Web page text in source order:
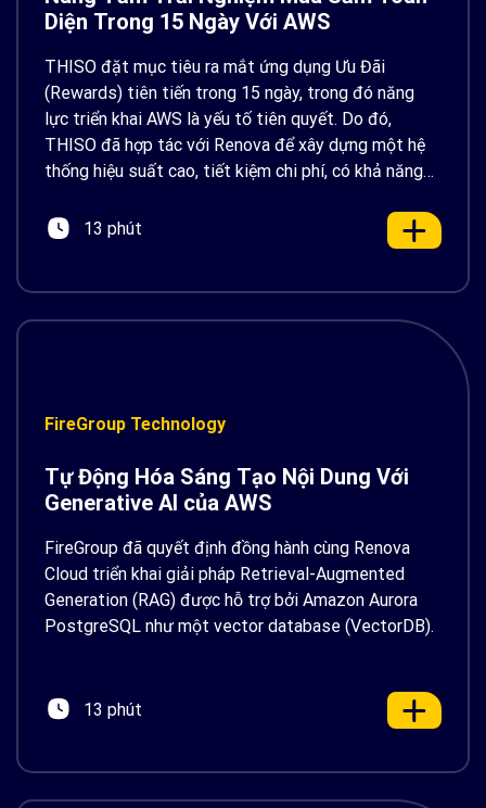
Diện Trong 15 Ngày Với AWS
THISO đặt mục tiêu ra mắt ứng dụng Ưu Đãi
(Rewards) tiên tiến trong 15 ngày, trong đó năng
lực triển khai AWS là yếu tố tiên quyết. Do đó,
THISO đã hợp tác với Renova để xây dựng một hệ
thống hiệu suất cao, tiết kiệm chi phí, có khả năng
13 phút
FireGroup Technology
Tự Động Hóa Sáng Tạo Nội Dung Với
Generative AI của AWS
FireGroup đã quyết định đồng hành cùng Renova
Cloud triển khai giải pháp Retrieval-Augmented
Generation (RAG) được hỗ trợ bởi Amazon Aurora
PostgreSQL như một vector database (VectorDB).
13 phút